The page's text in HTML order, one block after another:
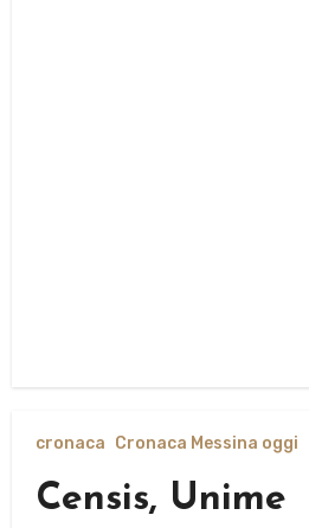
cronaca Cronaca Messina oggi
Censis, Unime